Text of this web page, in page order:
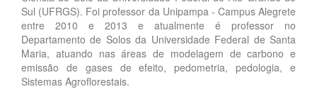
Sul (UFRGS). Foi professor da Unipampa - Campus Alegrete
entre 2010 e 2013 e atualmente é professor no
Departamento de Solos da Universidade Federal de Santa
Maria, atuando nas áreas de modelagem de carbono e
emissão de gases de efeito, pedometria, pedologia, e
Sistemas Agroflorestais.